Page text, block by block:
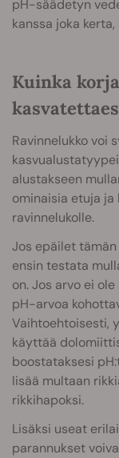
pH-säädetyn
kanssa joka
Kuinka
Ravinnelukko voi
alustakseen
ominaisia etuja
ravinnelukolle.
Jos epäilet
ensin testata
on. Jos arvo ei
pH-arvoa
Vaihtoehtoisesti,
käyttää
boostataksesi
lisää multaan
rikkihapoksi.
Lisäksi useat
parannukset